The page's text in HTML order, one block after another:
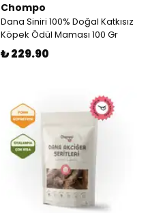
Chompo
Dana Siniri 100% Doğal Katkısız
Köpek Ödül Maması 100 Gr
₺ 229.90